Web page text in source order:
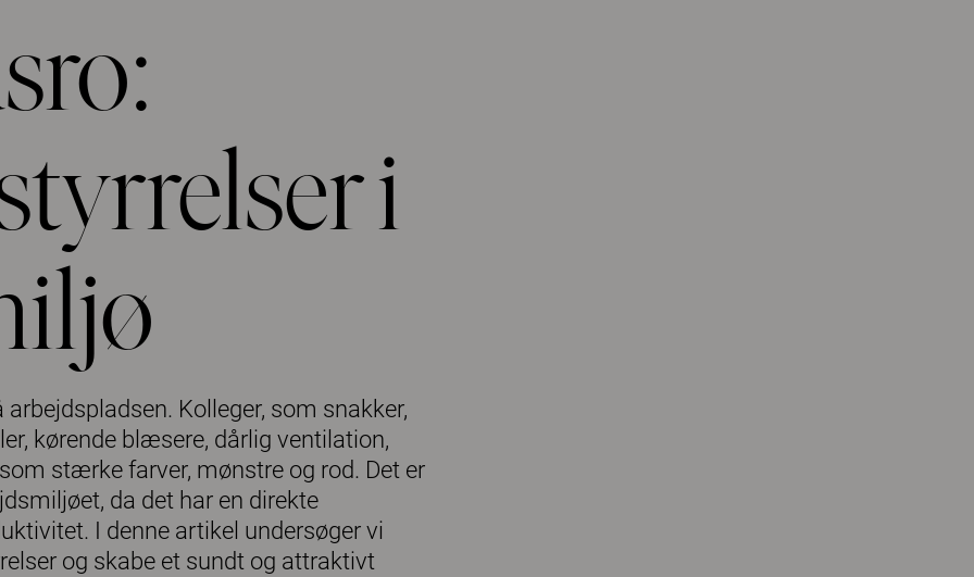
i
Kolleger, som snakker,
kørende blæsere, dårlig ventilation,
stærke farver, mønstre og rod. Det er
da det har en direkte
I denne artikel undersøger vi
og skabe et sundt og attraktivt